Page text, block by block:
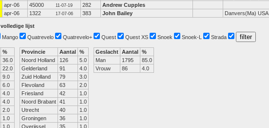
apr-06 45000 11-07-19 282 Andrew Cupples
apr-06 1322 17-07-06 383 John Bailey Danvers(Ma) USA
volledige lijst
Mango Quatrevelo Quatrevelo+ Quest Quest XS Snoek Snoek-L Strada
%
36.0
22.0
9.0
6.0
4.0
4.0
2.0
1.0
1.0
Provincie Aantal %
Noord Holland
126
5.0
Gelderland
91
4.0
Zuid Holland
79
3.0
Flevoland
63
2.0
Friesland
42
1.0
Noord Brabant 41
1.0
Utrecht
40
1.0
Groningen
36
1.0
Overijssel
35
1.0
Geslacht Aantal %
Man
1795
85.0
Vrouw
86 4.0